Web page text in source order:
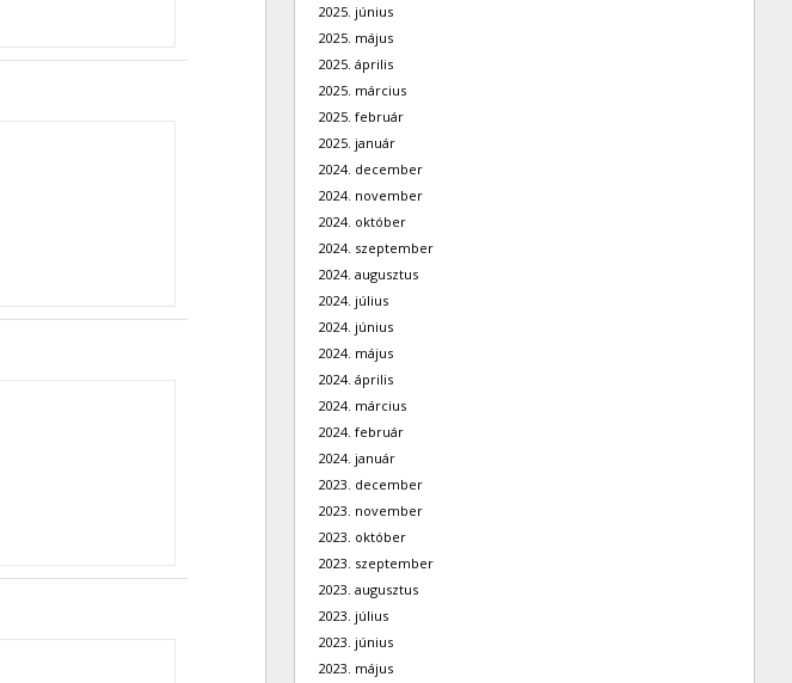
2025. június
2025. május
2025. április
2025. március
2025. február
2025. január
2024. december
2024. november
2024. október
2024. szeptember
2024. augusztus
2024. július
2024. június
2024. május
2024. április
2024. március
2024. február
2024. január
2023. december
2023. november
2023. október
2023. szeptember
2023. augusztus
2023. július
2023. június
2023. május